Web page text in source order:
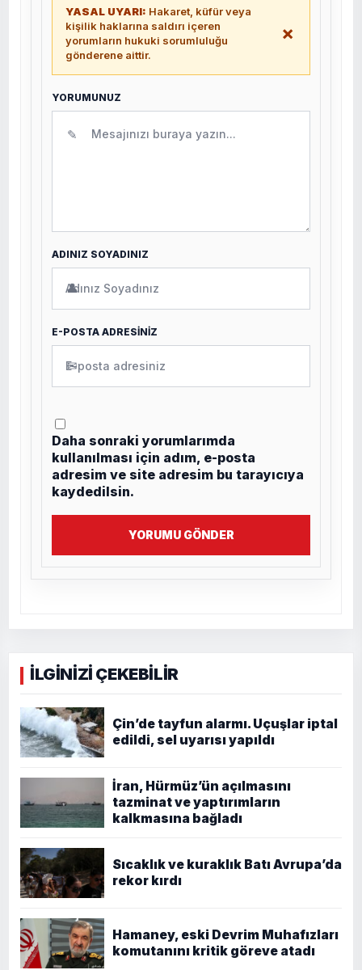
YASAL UYARI: Hakaret, küfür veya
kişilik haklarına saldırı içeren
yorumların hukuki sorumluluğu
gönderene aittir.
×
YORUMUNUZ
✎
ADINIZ SOYADINIZ
👤
E-POSTA ADRESİNİZ
✉
Daha sonraki yorumlarımda
kullanılması için adım, e-posta
adresim ve site adresim bu tarayıcıya
kaydedilsin.
YORUMU GÖNDER
İLGİNİZİ ÇEKEBİLİR
Çin’de tayfun alarmı. Uçuşlar iptal
edildi, sel uyarısı yapıldı
İran, Hürmüz’ün açılmasını
tazminat ve yaptırımların
kalkmasına bağladı
Sıcaklık ve kuraklık Batı Avrupa’da
rekor kırdı
Hamaney, eski Devrim Muhafızları
komutanını kritik göreve atadı